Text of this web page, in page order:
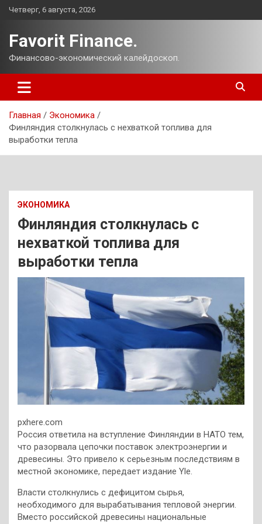
Перейти
Четверг, 6 августа, 2026
Favorit Finance.
Финансово-экономический калейдоскоп.
Главная
Экономика
Финляндия столкнулась с нехваткой топлива для
выработки тепла
ЭКОНОМИКА
Финляндия столкнулась с
нехваткой топлива для
выработки тепла
pxhere.com
Россия ответила на вступление Финляндии в НАТО тем,
что разорвала цепочки поставок электроэнергии и
древесины. Это привело к серьезным последствиям в
местной экономике, передает издание Yle.
Власти столкнулись с дефицитом сырья,
необходимого для вырабатывания тепловой энергии.
Вместо российской древесины национальные